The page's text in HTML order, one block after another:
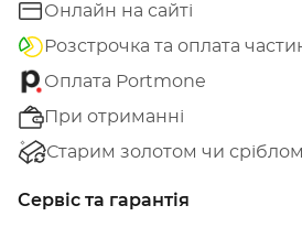
Онлайн на сайті
Розстрочка та оплата
Оплата Portmone
При отриманні
Старим золотом чи сріблом
Сервіс та гарантія